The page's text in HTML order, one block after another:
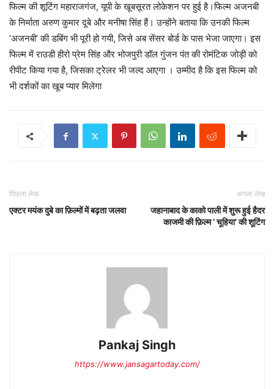
फिल्‍म की शूटिंग महाराजगंज, यूपी के खूबसूरत लोकेशन पर हुई है।फिल्म अजनबी
के निर्माता अरुण कुमार दूबे और मनीषा सिंह हैं। उन्होंने बताया कि उनकी फिल्म
‘अजनबी’ की डबिंग भी पूरी हो गयी, जिसे अब सेंसर बोर्ड के पास भेजा जाएगा। इस
फिल्म में राउडी हीरो प्रेम सिंह और भोजपुरी डॉल गुंजन पंत की रोमंटिक जोड़ी को
रीपीट किया गया है, जिसका ट्रेलर भी जल्द आएगा । उम्मीद है कि इस फिल्म को
भी दर्शकों का खूब प्यार मिलेगा
पिछला लेख
एक्टर मयंक दुबे का फ़िल्मों में बढ़ता जलवा
अगला लेख
जहानाबाद के काको पाली में शुरू हुई हैदर
काजमी की फ़िल्म ‘ चूहिया’ की शूटिंग
Pankaj Singh
https://www.jansagartoday.com/